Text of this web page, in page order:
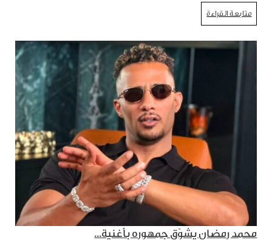
متابعة القراءة
محمد رمضان يشوّق جمهوره بأغنية...